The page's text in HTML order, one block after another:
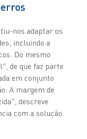
nos adaptar os
incluindo a
Do mesmo
de que faz parte
em conjunto
A margem de
descreve
com a solução